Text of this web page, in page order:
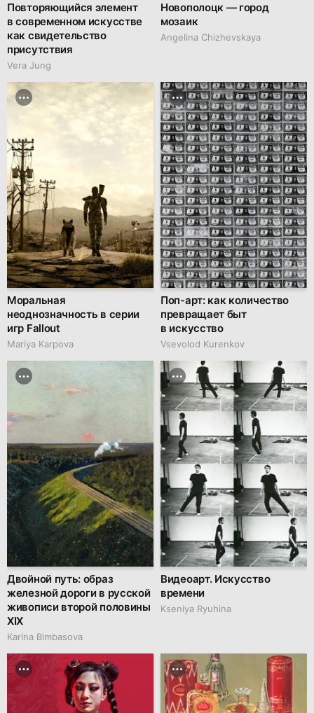
Повторяющийся элемент
в современном искусстве
как свидетельство
присутствия
Vera Jung
Новополоцк — город
мозаик
Angelina Chizhevskaya
Моральная
неоднозначность в серии
игр Fallout
Mariya Karpova
Поп-арт: как количество
превращает быт
в искусство
Vsevolod Kurenkov
Двойной путь: образ
железной дороги в русской
живописи второй половины
XIX
Karina Bimbasova
Видеоарт. Искусство
времени
Kseniya Ryuhina